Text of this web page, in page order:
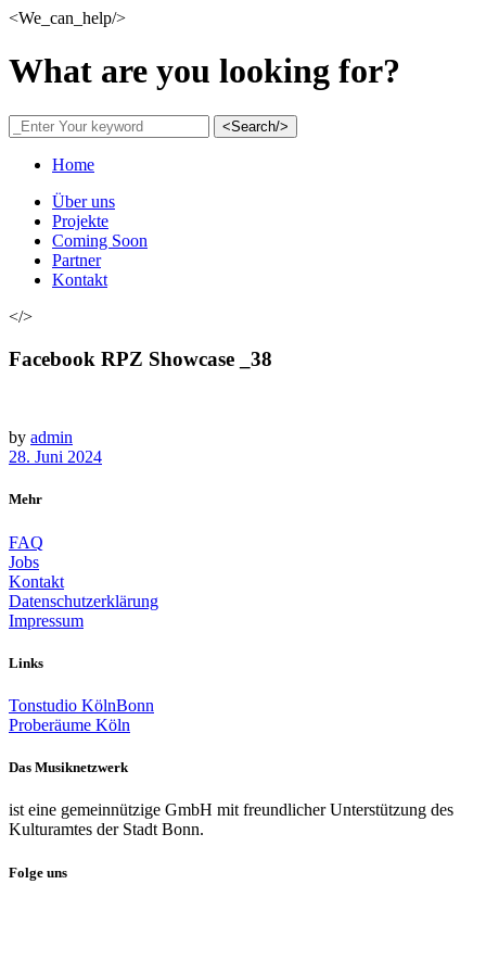
<We_can_help/>
What are you looking for?
<Search/>
Home
Über uns
Projekte
Coming Soon
Partner
Kontakt
</>
Facebook RPZ Showcase _38
by admin
28. Juni 2024
Mehr
FAQ
Jobs
Kontakt
Datenschutzerklärung
Impressum
Links
Tonstudio KölnBonn
Proberäume Köln
Das Musiknetzwerk
ist eine gemeinnützige GmbH mit freundlicher Unterstützung des
Kulturamtes der Stadt Bonn.
Folge uns